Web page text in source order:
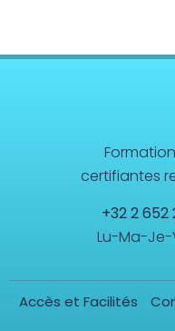
certifiantes
+32 2 652
Lu-Ma-Je-
Accès et Facilités